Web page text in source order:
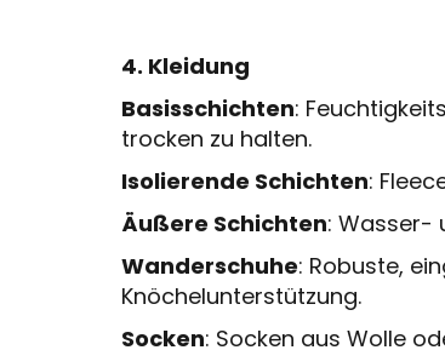
4. Kleidung
Basisschichten:
trocken zu halten.
Isolierende Schichten:
Äußere Schichten: Wasser-
Wanderschuhe: Robuste,
Knöchelunterstützung.
Socken: Socken aus Wolle